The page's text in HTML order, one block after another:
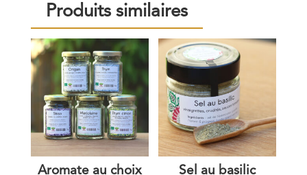
Produits similaires
Aromate au choix Sel au basilic